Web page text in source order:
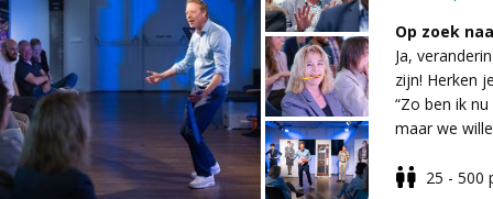
de winnaar
Voor meer
bedrijf,
resultaat.
3. Maak je
Laat zien
Op zoek
Ja,
zijn! Herken
“Zo ben ik
maar we
25 - 500